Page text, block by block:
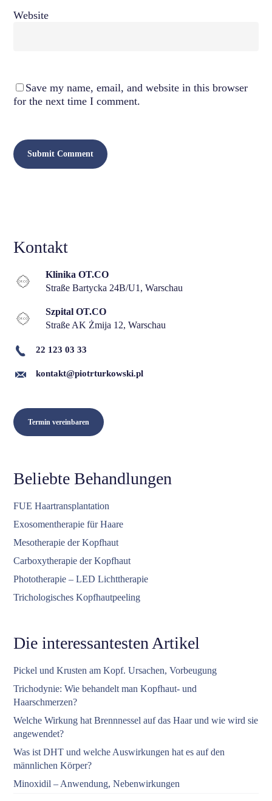
Website
Save my name, email, and website in this browser
for the next time I comment.
Kontakt
Klinika OT.CO
Straße Bartycka 24B/U1, Warschau
Szpital OT.CO
Straße AK Żmija 12, Warschau
22 123 03 33
kontakt@piotrturkowski.pl
Termin vereinbaren
Beliebte Behandlungen
FUE Haartransplantation
Exosomentherapie für Haare
Mesotherapie der Kopfhaut
Carboxytherapie der Kopfhaut
Phototherapie – LED Lichttherapie
Trichologisches Kopfhautpeeling
Die interessantesten Artikel
Pickel und Krusten am Kopf. Ursachen, Vorbeugung
Trichodynie: Wie behandelt man Kopfhaut- und
Haarschmerzen?
Welche Wirkung hat Brennnessel auf das Haar und wie wird sie
angewendet?
Was ist DHT und welche Auswirkungen hat es auf den
männlichen Körper?
Minoxidil – Anwendung, Nebenwirkungen